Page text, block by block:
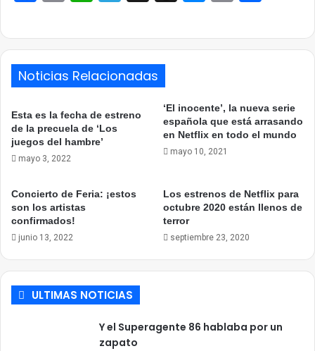
Noticias Relacionadas
Esta es la fecha de estreno
de la precuela de ‘Los
juegos del hambre’
mayo 3, 2022
‘El inocente’, la nueva serie
española que está arrasando
en Netflix en todo el mundo
mayo 10, 2021
Concierto de Feria: ¡estos
son los artistas
confirmados!
junio 13, 2022
Los estrenos de Netflix para
octubre 2020 están llenos de
terror
septiembre 23, 2020
ULTIMAS NOTICIAS
Y el Superagente 86 hablaba por un
zapato